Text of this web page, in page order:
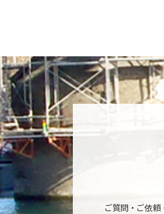
ご質問・ご依